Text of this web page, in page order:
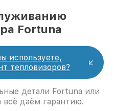
Fortuna
используете,
тепловизоров?
детали Fortuna или
всё даём гарантию.